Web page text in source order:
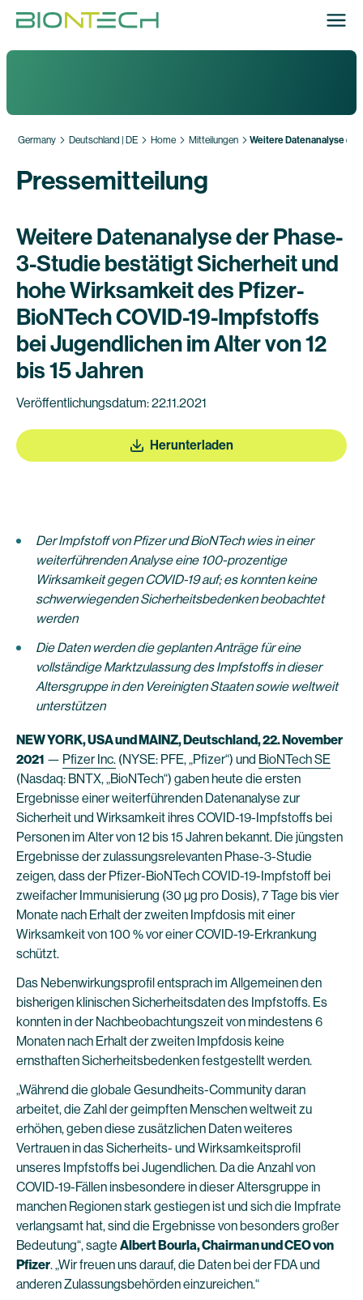
Germany Deutschland | DE Home Mitteilungen Weitere Datenanalyse
Pressemitteilung
Weitere Datenanalyse der Phase-
3-Studie bestätigt Sicherheit und
hohe Wirksamkeit des Pfizer-
BioNTech COVID-19-Impfstoffs
bei Jugendlichen im Alter von 12
bis 15 Jahren
Veröffentlichungsdatum: 22.11.2021
Herunterladen
Der Impfstoff von Pfizer und BioNTech wies in einer
weiterführenden Analyse eine 100-prozentige
Wirksamkeit gegen COVID-19 auf; es konnten keine
schwerwiegenden Sicherheitsbedenken beobachtet
werden
Die Daten werden die geplanten Anträge für eine
vollständige Marktzulassung des Impfstoffs in dieser
Altersgruppe in den Vereinigten Staaten sowie weltweit
unterstützen
NEW YORK, USA und MAINZ, Deutschland, 22. November
2021 — Pfizer Inc. (NYSE: PFE, „Pfizer“) und BioNTech SE
(Nasdaq: BNTX, „BioNTech“) gaben heute die ersten
Ergebnisse einer weiterführenden Datenanalyse zur
Sicherheit und Wirksamkeit ihres COVID-19-Impfstoffs bei
Personen im Alter von 12 bis 15 Jahren bekannt. Die jüngsten
Ergebnisse der zulassungsrelevanten Phase-3-Studie
zeigen, dass der Pfizer-BioNTech COVID-19-Impfstoff bei
zweifacher Immunisierung (30 µg pro Dosis), 7 Tage bis vier
Monate nach Erhalt der zweiten Impfdosis mit einer
Wirksamkeit von 100 % vor einer COVID-19-Erkrankung
schützt.
Das Nebenwirkungsprofil entsprach im Allgemeinen den
bisherigen klinischen Sicherheitsdaten des Impfstoffs. Es
konnten in der Nachbeobachtungszeit von mindestens 6
Monaten nach Erhalt der zweiten Impfdosis keine
ernsthaften Sicherheitsbedenken festgestellt werden.
„Während die globale Gesundheits-Community daran
arbeitet, die Zahl der geimpften Menschen weltweit zu
erhöhen, geben diese zusätzlichen Daten weiteres
Vertrauen in das Sicherheits- und Wirksamkeitsprofil
unseres Impfstoffs bei Jugendlichen. Da die Anzahl von
COVID-19-Fällen insbesondere in dieser Altersgruppe in
manchen Regionen stark gestiegen ist und sich die Impfrate
verlangsamt hat, sind die Ergebnisse von besonders großer
Bedeutung“, sagte Albert Bourla, Chairman und CEO von
Pfizer. „Wir freuen uns darauf, die Daten bei der FDA und
anderen Zulassungsbehörden einzureichen.“